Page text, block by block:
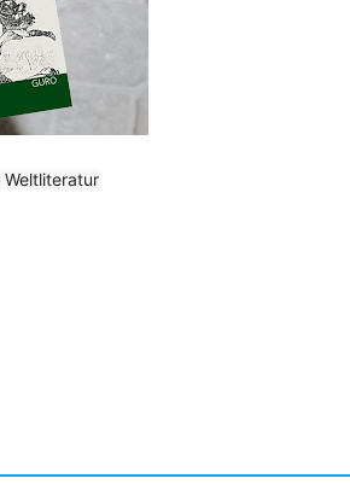
Weltliteratur